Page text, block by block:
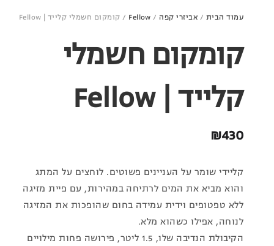
עמוד הבית/אביזרי קפה/
Fellow/ קומקום חשמלי קלייד | Fellow
קומקום חשמלי
קלייד | Fellow
₪430
קליידי שומר על העניינים פשוטים. לוחצים על המתג
והוא מביא את המים לרתיחה במהירות, עם פיית מזיגה
ללא טפטופים וידית עמידה בחום שהופכות את המזיגה
לנוחה, אפילו כשהוא מלא.
הקיבולת הנדיבה שלו, 1.5 ליטר, פירושה פחות מילויים